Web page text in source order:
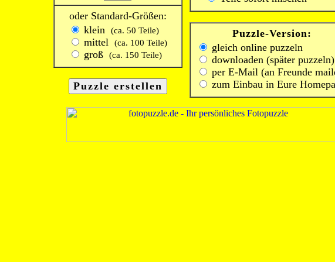
oder Standard-Größen:
klein
(ca. 50 Teile)
mittel (ca. 100 Teile)
groß (ca. 150 Teile)
Puzzle-Version:
gleich online puzzeln
downloaden (später puzzeln)
per E-Mail (an Freunde
zum Einbau in Eure